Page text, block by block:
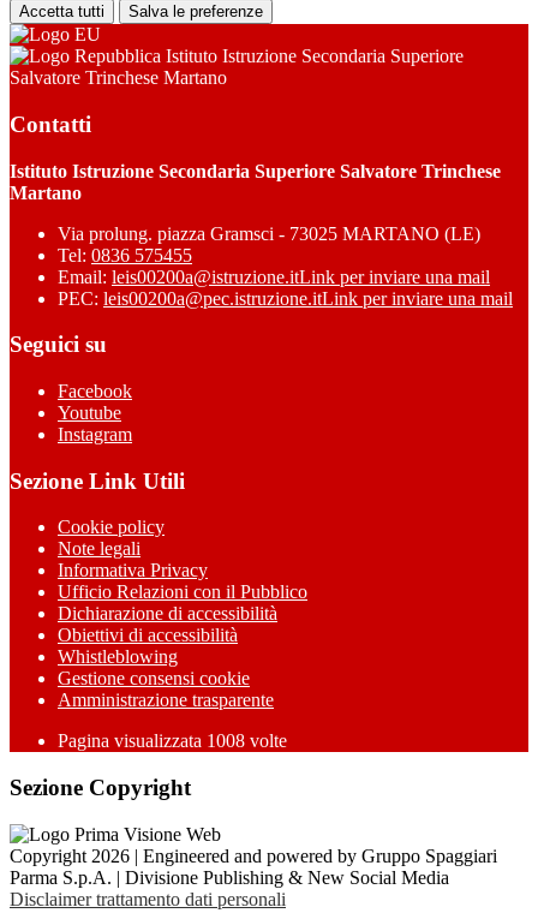
Accetta tutti Salva le preferenze
Istituto Istruzione Secondaria Superiore
Salvatore Trinchese Martano
Contatti
Istituto Istruzione Secondaria Superiore Salvatore Trinchese
Martano
Via prolung. piazza Gramsci - 73025 MARTANO (LE)
Tel: 0836 575455
Email: leis00200a@istruzione.itLink per inviare una mail
PEC: leis00200a@pec.istruzione.itLink per inviare una mail
Seguici su
Facebook
Youtube
Instagram
Sezione Link Utili
Cookie policy
Note legali
Informativa Privacy
Ufficio Relazioni con il Pubblico
Dichiarazione di accessibilità
Obiettivi di accessibilità
Whistleblowing
Gestione consensi cookie
Amministrazione trasparente
Pagina visualizzata 1008 volte
Sezione Copyright
Copyright 2026 | Engineered and powered by Gruppo Spaggiari
Parma S.p.A. | Divisione Publishing & New Social Media
Disclaimer trattamento dati personali